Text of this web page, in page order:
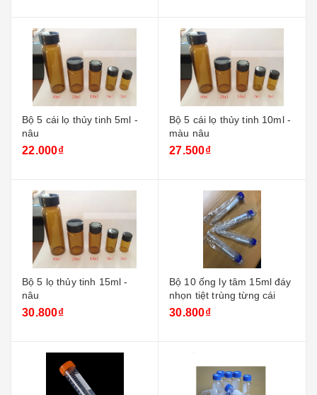
Bộ 5 cái lọ thủy tinh 5ml -
nâu
22.000₫
Bộ 5 cái lọ thủy tinh 10ml -
màu nâu
27.500₫
Bộ 5 lọ thủy tinh 15ml -
nâu
30.800₫
Bộ 10 ống ly tâm 15ml đáy
nhọn tiệt trùng từng cái
30.800₫